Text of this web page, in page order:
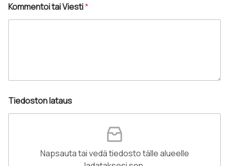
e
l
Kommentoi tai Viesti*
ä
h
Tiedoston lataus
Napsauta tai vedä tiedosto tälle alueelle